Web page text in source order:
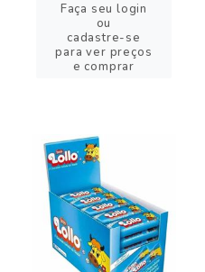
Faça seu login
ou
cadastre-se
para ver preços
e comprar